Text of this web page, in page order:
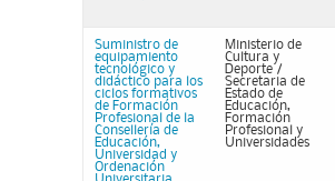
Suministro de
equipamiento
tecnológico y
didáctico para los
ciclos formativos
de Formación
Profesional de la
Consellería de
Educación,
Universidad y
Ordenación
Ministerio de
Cultura y
Deporte /
Secretaria de
Estado de
Educación,
Formación
Profesional y
Universidades